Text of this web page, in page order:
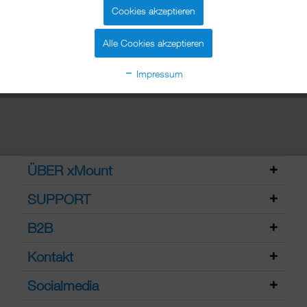
strampeln bedeutet eben nicht, nichts
ÜBER xMount
SUPPORT
B2B
Kontakt
Socialmedia
Cookies akzeptieren
Alle Cookies akzeptieren
Impressum